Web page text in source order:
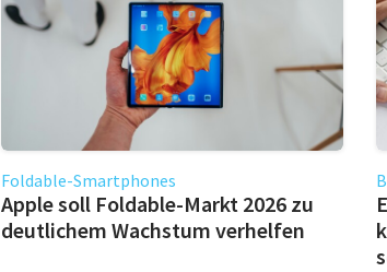
Foldable-Smartphones
Apple soll Foldable-Markt 2026 zu
deutlichem Wachstum verhelfen